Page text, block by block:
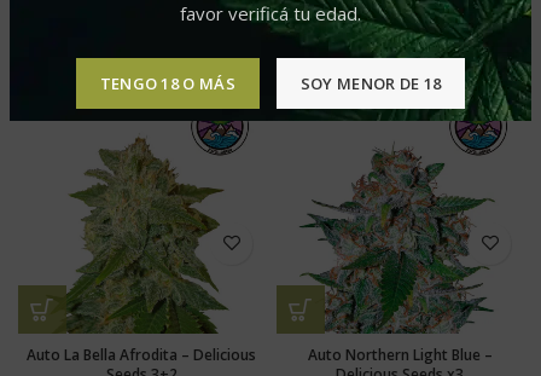
favor verificá tu edad.
TENGO 18 O MÁS SOY MENOR DE 18
Auto Delicious Candy – Delicious
$44,500.00
Auto Il Diavolo – Delicious Seeds
3+2
$29,800.00
Auto La Bella Afrodita – Delicious
Auto Northern Light Blue –